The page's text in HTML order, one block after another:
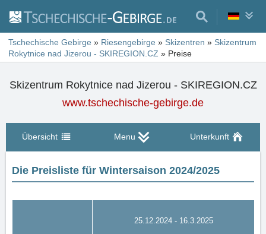
Tschechische Gebirge » Riesengebirge » Skizentren » Skizentrum
Rokytnice nad Jizerou - SKIREGION.CZ » Preise
Skizentrum Rokytnice nad Jizerou - SKIREGION.CZ
www.tschechische-gebirge.de
Übersicht Menu Unterkunft
Die Preisliste für Wintersaison 2024/2025
25.12.2024 - 16.3.2025